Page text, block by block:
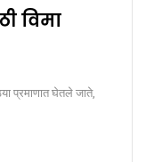
विमा
प्रमाणात घेतले जाते,